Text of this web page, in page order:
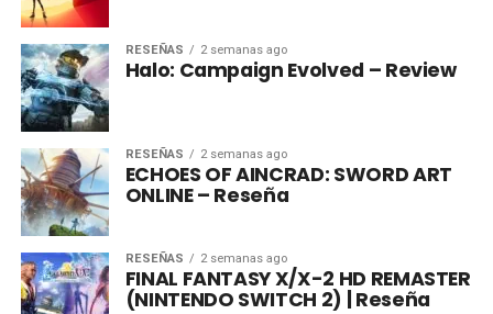
RESEÑAS 2 semanas ago
Halo: Campaign Evolved – Review
RESEÑAS 2 semanas ago
ECHOES OF AINCRAD: SWORD ART
ONLINE – Reseña
RESEÑAS 2 semanas ago
FINAL FANTASY X/X-2 HD REMASTER
(NINTENDO SWITCH 2) | Reseña